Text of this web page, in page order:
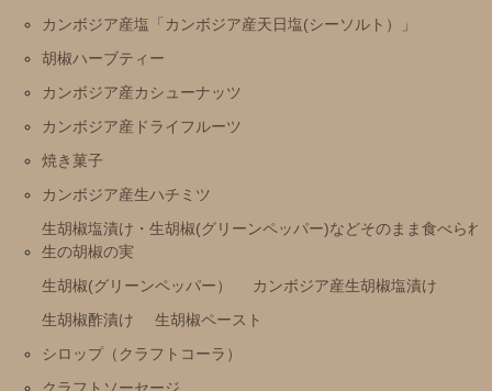
カンボジア産塩「カンボジア産天日塩(シーソルト）」
胡椒ハーブティー
カンボジア産カシューナッツ
カンボジア産ドライフルーツ
焼き菓子
カンボジア産生ハチミツ
生胡椒塩漬け・生胡椒(グリーンペッパー)などそのまま食べられ
生の胡椒の実
生胡椒(グリーンペッパー）
カンボジア産生胡椒塩漬け
生胡椒酢漬け
生胡椒ペースト
シロップ（クラフトコーラ）
クラフトソーセージ